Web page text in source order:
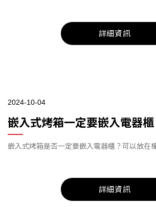
詳細資訊
2024-10-04
嵌入式烤箱一定要嵌入電器櫃
嵌入式烤箱是否一定要嵌入電器櫃？可以放在
詳細資訊